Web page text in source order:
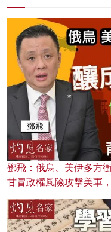
鄧飛：俄烏、美伊多方
甘冒政權風險攻擊美軍